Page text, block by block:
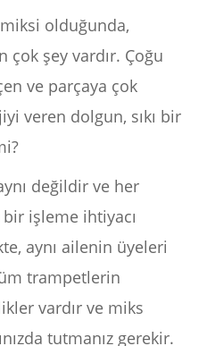
olduğunda,
şey vardır. Çoğu
ve parçaya çok
veren dolgun, sıkı bir
değildir ve her
işleme ihtiyacı
aynı ailenin üyeleri
trampetlerin
vardır ve miks
tutmanız gerekir.